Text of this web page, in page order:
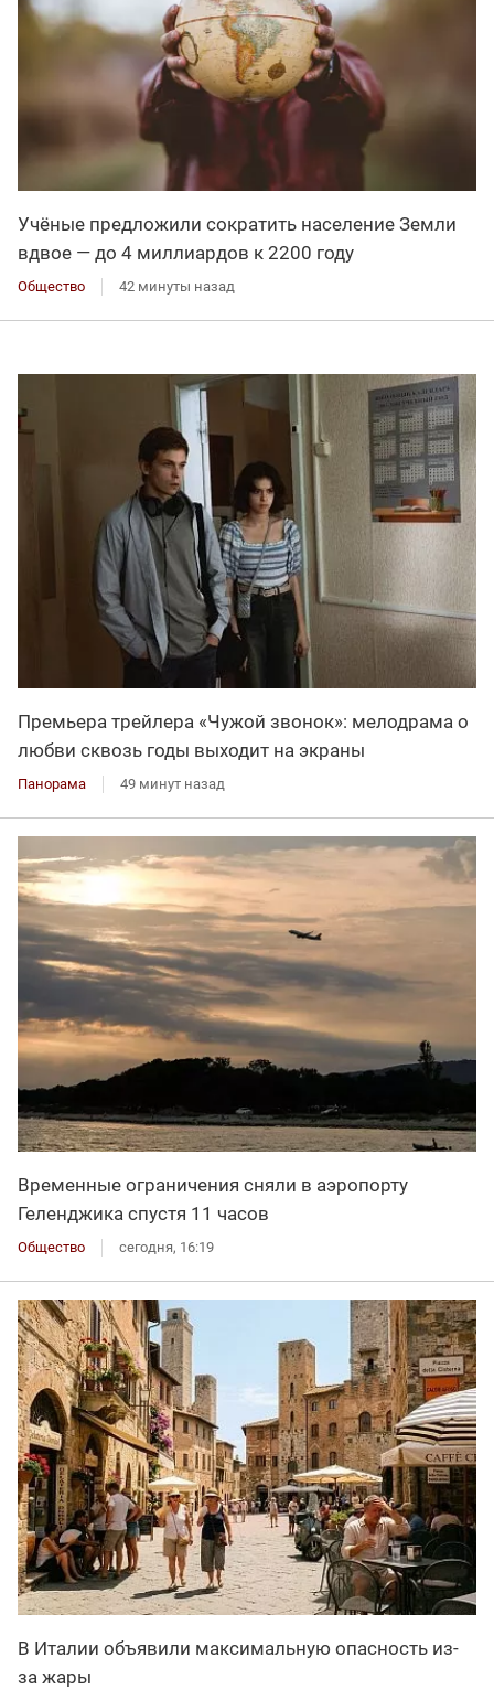
Учёные предложили сократить население Земли
вдвое — до 4 миллиардов к 2200 году
Общество 42 минуты назад
Премьера трейлера «Чужой звонок»: мелодрама о
любви сквозь годы выходит на экраны
Панорама 49 минут назад
Временные ограничения сняли в аэропорту
Геленджика спустя 11 часов
Общество сегодня, 16:19
В Италии объявили максимальную опасность из-
за жары